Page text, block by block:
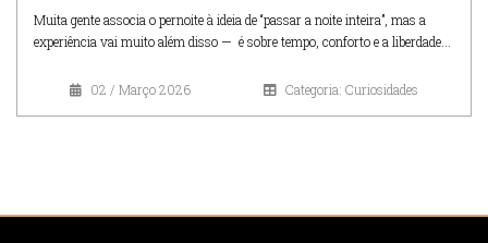
Muita gente associa o pernoite à ideia de “passar a noite inteira”, mas a
experiência vai muito além disso — é sobre tempo, conforto e a liberdade...
02 / Março 2026 Categoria: Curiosidades